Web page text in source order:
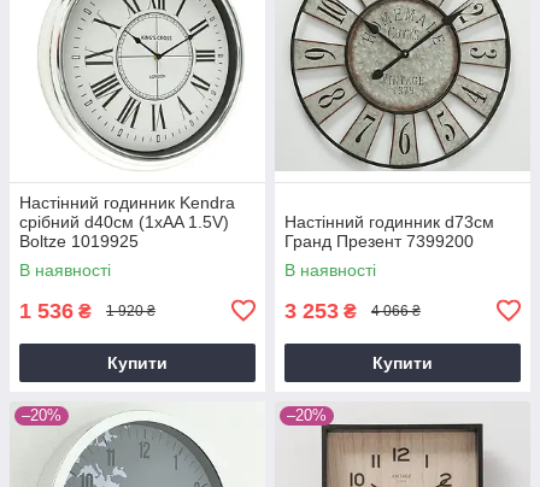
Настінний годинник Kendra
срібний d40см (1xAA 1.5V)
Boltze 1019925
В наявності
1 536 ₴ 1 920 ₴
Купити
Настінний годинник d73см
Гранд Презент 7399200
В наявності
3 253 ₴ 4 066 ₴
Купити
–20% –20%